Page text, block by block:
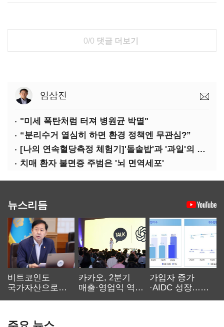
0/0 댓글 더보기
임삼진
"미세 폭탄처럼 터져 병원균 박멸"
“분리수거 열심히 하면 환경 정책엔 무관심?”
[나의 연속혈당측정 체험기]'돌솥밥'과 '과일'의 놀라운 배신
치매 환자 불면증 주범은 '뇌 면역세포'
뉴스리듬
비트코인도
국가자산으로…'
카카오, 2분기
매출·영업익 역대
가입자 증가
·AIDC 성장…